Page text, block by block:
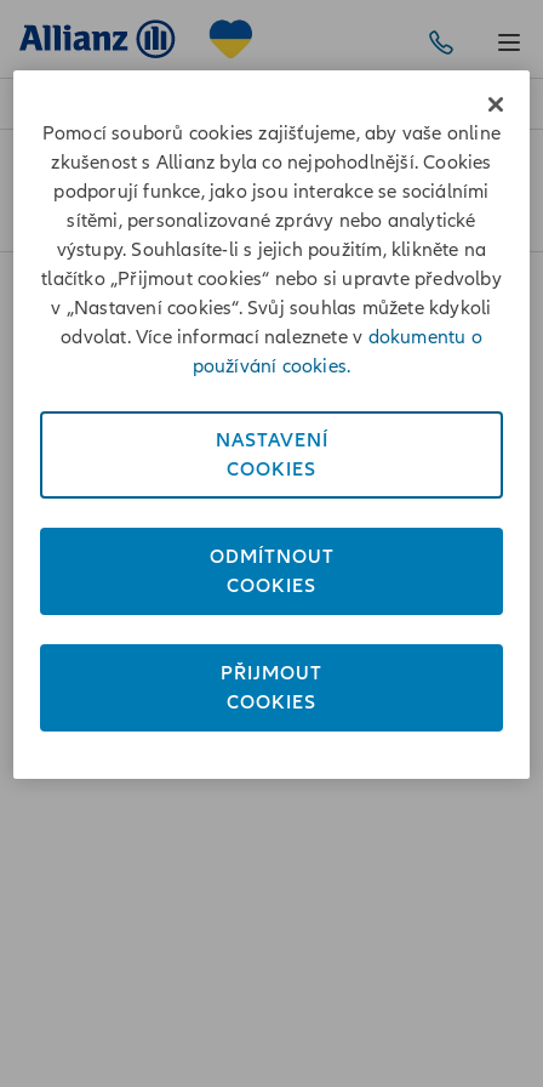
Cookies
Ochrana osobních údajů
Prohlášení o přístupnosti
© Allianz 2026
+420 241 170 000
Služby a hlášení škody
Povinné ručení a Havarijní pojištění online
Pomocí souborů cookies zajišťujeme, aby vaše online
zkušenost s Allianz byla co nejpohodlnější. Cookies
podporují funkce, jako jsou interakce se sociálními
sítěmi, personalizované zprávy nebo analytické
výstupy. Souhlasíte-li s jejich použitím, klikněte na
tlačítko „Přijmout cookies“ nebo si upravte předvolby
v „Nastavení cookies“. Svůj souhlas můžete kdykoli
odvolat. Více informací naleznete v dokumentu o
používání cookies.
NASTAVENÍ
COOKIES
ODMÍTNOUT
COOKIES
PŘIJMOUT
COOKIES